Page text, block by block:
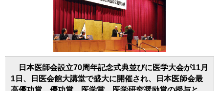
日本医師会設立70周年記念式典並びに医学大会が11月
1日、日医会館大講堂で盛大に開催され、日本医師会最